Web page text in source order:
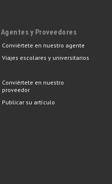
Agentes y Proveedores
Conviértete en nuestro agente
Viajes escolares y universitarios
Conviértete en nuestro
proveedor
Publicar su artículo